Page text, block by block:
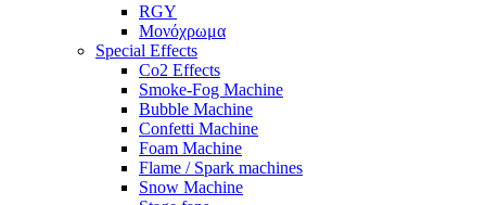
RGY
Μονόχρωμα
Special Effects
Co2 Effects
Smoke-Fog Machine
Bubble Machine
Confetti Machine
Foam Machine
Flame / Spark machines
Snow Machine